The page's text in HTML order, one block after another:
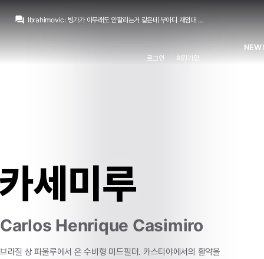
question_answer Ibrahimovic: 빙가가 아무래도 안팔리는거 같은데 부아디 재임대 보내놓고 빙가 1년만 더 가면 안될려나요 ㅎㅎ 우리 팀 정도면 보드진 의지만 있으면 노려 볼법 한데 아쉽네요
박스 오피스 기록 뒤져보는데 어떻게 2016년 슈퍼히어로 영화들에는 갓과 JOAT 함께 있는지...
NEW
로그인 회원가입
세미루
Carlos Henrique Casimiro
브라질 상 파울루에서 온 수비형 미드필더. 카스티야에서의 활약을